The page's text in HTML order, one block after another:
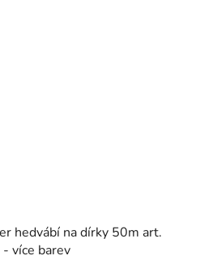
hedvábí na dírky 50m art.
více barev